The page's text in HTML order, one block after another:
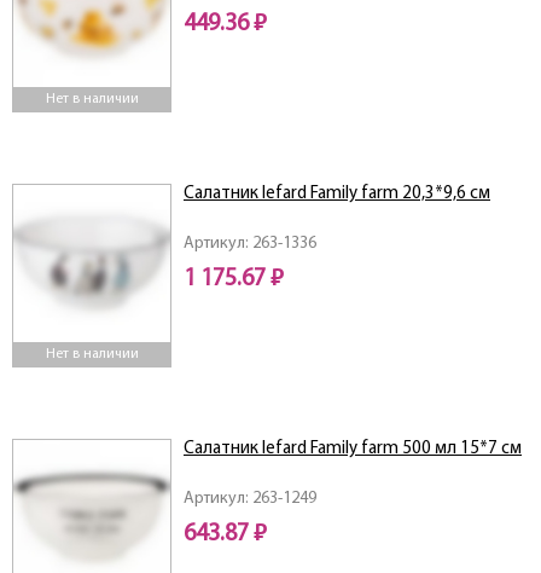
Нет в наличии
449.36 ₽
Нет в наличии
Артикул: 263-1336
Салатник lefard Family farm 20,3*9,6 см
1 175.67 ₽
Артикул: 263-1249
Салатник lefard Family farm 500 мл 15*7 см
643.87 ₽